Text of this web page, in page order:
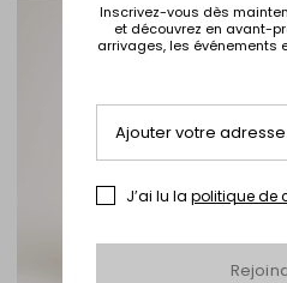
Inscrivez-vous dès
et découvrez en avant-
arrivages, les événements
Ajouter votre
J’ai lu la politique de